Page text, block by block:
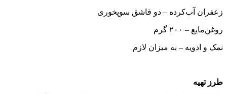
زعفران آب‌کرده – دو قاشق سوپخوری
روغن‌مایع – ۲۰۰ گرم
نمک و ادویه – به میزان لازم
طرز تهیه